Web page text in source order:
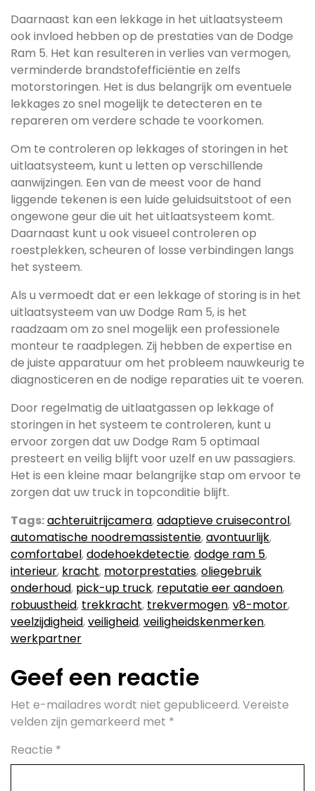
Daarnaast kan een lekkage in het uitlaatsysteem
ook invloed hebben op de prestaties van de Dodge
Ram 5. Het kan resulteren in verlies van vermogen,
verminderde brandstofefficiëntie en zelfs
motorstoringen. Het is dus belangrijk om eventuele
lekkages zo snel mogelijk te detecteren en te
repareren om verdere schade te voorkomen.
Om te controleren op lekkages of storingen in het
uitlaatsysteem, kunt u letten op verschillende
aanwijzingen. Een van de meest voor de hand
liggende tekenen is een luide geluidsuitstoot of een
ongewone geur die uit het uitlaatsysteem komt.
Daarnaast kunt u ook visueel controleren op
roestplekken, scheuren of losse verbindingen langs
het systeem.
Als u vermoedt dat er een lekkage of storing is in het
uitlaatsysteem van uw Dodge Ram 5, is het
raadzaam om zo snel mogelijk een professionele
monteur te raadplegen. Zij hebben de expertise en
de juiste apparatuur om het probleem nauwkeurig te
diagnosticeren en de nodige reparaties uit te voeren.
Door regelmatig de uitlaatgassen op lekkage of
storingen in het systeem te controleren, kunt u
ervoor zorgen dat uw Dodge Ram 5 optimaal
presteert en veilig blijft voor uzelf en uw passagiers.
Het is een kleine maar belangrijke stap om ervoor te
zorgen dat uw truck in topconditie blijft.
Tags:achteruitrijcamera,adaptieve cruisecontrol,
automatische noodremassistentie,avontuurlijk,
comfortabel,dodehoekdetectie,dodge ram 5,
interieur, kracht, motorprestaties,oliegebruik
onderhoud, pick-up truck, reputatie eer aandoen,
robuustheid, trekkracht, trekvermogen,v8-motor,
veelzijdigheid,veiligheid,veiligheidskenmerken,
werkpartner
Geef een reactie
Het e-mailadres wordt niet gepubliceerd. Vereiste
velden zijn gemarkeerd met *
Reactie *